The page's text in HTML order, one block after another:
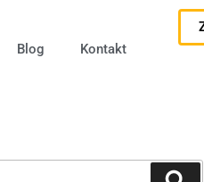
Blog Kontakt